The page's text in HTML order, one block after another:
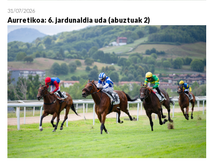
31/07/2026
Aurretikoa: 6. jardunaldia uda (abuztuak 2)